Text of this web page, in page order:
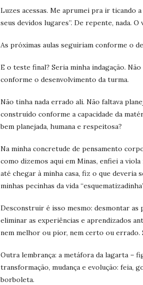
Luzes acessas. Me aprumei pra ir ticando
seus devidos lugares”. De repente, nada. O
As próximas aulas seguiriam conforme o
E o teste final? Seria minha indagação.
conforme o desenvolvimento da turma.
Não tinha nada errado ali. Não faltava
construído conforme a capacidade da
bem planejada, humana e respeitosa?
Na minha concretude de pensamento
como dizemos aqui em Minas, enfiei a
até chegar à minha casa, fiz o que
minhas pecinhas da vida
Desconstruir é isso mesmo: desmontar
eliminar as experiências e aprendizados
nem melhor ou pior, nem certo ou errado.
Outra lembrança: a metáfora da lagarta –
transformação, mudança e evolução: feia,
borboleta.